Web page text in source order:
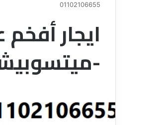
01102106655
ايجار
-ميتسوبيشي
ق
ا
ل
ح
قناة
الفنادق